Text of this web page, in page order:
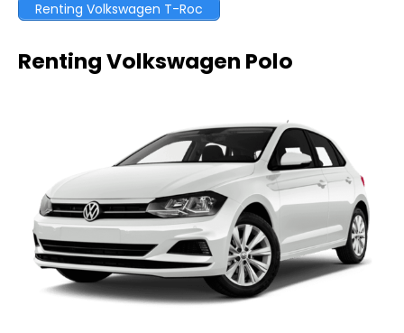
Renting Volkswagen T-Roc
Renting Volkswagen Polo